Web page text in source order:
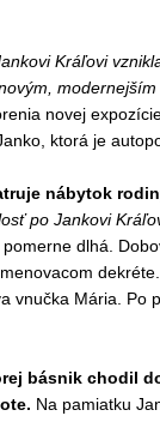
Kráľovi
novej
ktorá je
nábytok
po Jankovi
dlhá.
vnučka Mária. Po
básnik chodil
Na pamiatku